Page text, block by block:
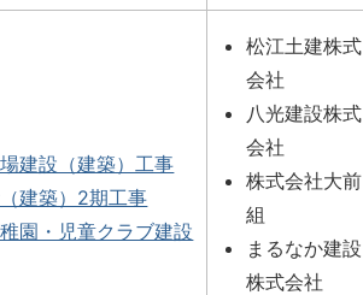
建設（建築）工事
建築）2期工事
園・児童クラブ建設
松江土建株式
会社
八光建設株式
会社
株式会社大前
組
まるなか建設
株式会社